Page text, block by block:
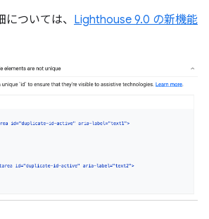
ついては、 Lighthouse 9.0 の新機能